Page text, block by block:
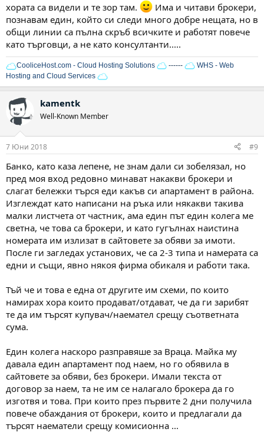
хората са видели и те зор там.
Има и читави брокери,
познавам един, който си следи много добре нещата, но в
общи линии са пълна скръб всичките и работят повече
като търговци, а не като консултанти.....
CooliceHost.com - Cloud Hosting Solutions ------
WHS - Web
Hosting and Cloud Services
kamentk
Well-Known Member
7 Юни 2018 #9
Банко, като каза лепене, не знам дали си зобелязал, но
пред моя вход редовно минават накакви брокери и
слагат бележки търся еди какъв си апартамент в района.
Изглеждат като написани на ръка или някакви такива
малки листчета от частник, ама един път един колега ме
светна, че това са брокери, и като гугълнах наистина
номерата им излизат в сайтовете за обяви за имоти.
После ги загледах установих, че са 2-3 типа и намерата са
едни и същи, явно някоя фирма обикаля и работи така.
Тъй че и това е една от другите им схеми, по които
намирах хора които продават/отдават, че да ги зарибят
те да им търсят купувач/наемател срещу съответната
сума.
Един колега наскоро разправяше за Враца. Майка му
давала един апартамент под наем, но го обявила в
сайтовете за обяви, без брокери. Имали текста от
договор за наем, та не им се налагало брокера да го
изготвя и това. При които през първите 2 дни получила
повече обаждания от брокери, които и предлагали да
търсят наематели срещу комисионна ...